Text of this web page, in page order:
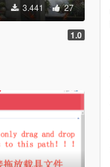
3.441 27
1.0